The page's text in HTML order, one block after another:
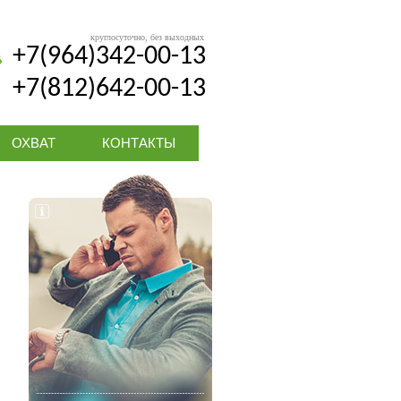
круглосуточно, без выходных
+7(964)342-00-13
+7(812)642-00-13
ОХВАТ КОНТАКТЫ